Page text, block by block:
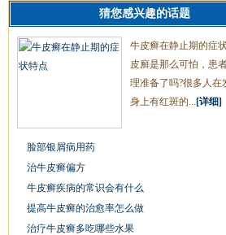
猜您感兴趣的话题
牛皮癣在静止期的症
皮廯是那么可怕，患
理准备了吗?很多人在
身上有红斑的... [详细]
脸部银屑病用药
治牛皮癣偏方
牛皮癣疾病的常识会有什么
提高牛皮癣的治愈率怎么做
治疗牛皮癣多吃哪些水果